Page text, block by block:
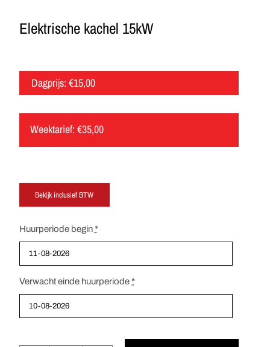
Elektrische kachel 15kW
Dagprijs: €15,00
Weektarief: €35,00
Huurperiode begin*
Verwacht einde huurperiode*